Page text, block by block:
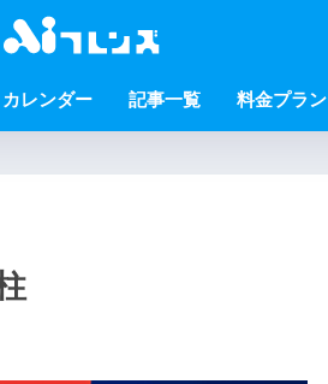
レンダー 記事一覧 料金プラン